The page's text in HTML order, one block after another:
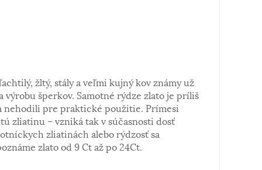
žltý, stály a veľmi kujný kov známy už
výrobu šperkov. Samotné rýdze zlato je príliš
nehodili pre praktické použitie. Prímesi
zliatinu – vzniká tak v súčasnosti dosť
zliatinách alebo rýdzosť sa
zlato od 9 Ct až po 24Ct.